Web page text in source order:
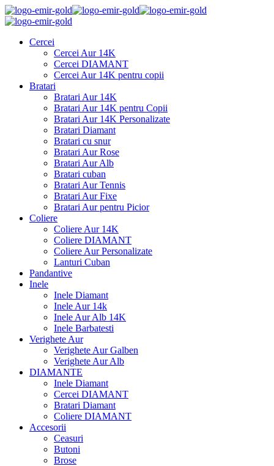
Cercei
Cercei Aur 14K
Cercei DIAMANT
Cercei Aur 14K pentru copii
Bratari
Bratari Aur 14K
Bratari Aur 14K pentru Copii
Bratari Aur 14K Personalizate
Bratari Diamant
Bratari cu snur
Bratari Aur Rose
Bratari Aur Alb
Bratari cuban
Bratari Aur Tennis
Bratari Aur Fixe
Bratari Aur pentru Picior
Coliere
Coliere Aur 14K
Coliere DIAMANT
Coliere Aur Personalizate
Lanturi Cuban
Pandantive
Inele
Inele Diamant
Inele Aur 14k
Inele Aur Alb 14K
Inele Barbatesti
Verighete Aur
Verighete Aur Galben
Verighete Aur Alb
DIAMANTE
Inele Diamant
Cercei DIAMANT
Bratari Diamant
Coliere DIAMANT
Accesorii
Ceasuri
Butoni
Brose